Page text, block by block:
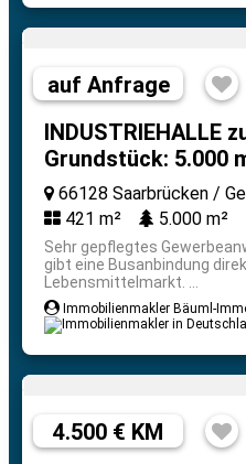
auf Anfrage
INDUSTRIEHALLE
Grundstück: 5.000
66128 Saarbrücken /
421 m²
5.000 m²
Sehr gepflegtes
gibt eine Busanbindung
Lebensmittelmarkt. ...
Immobilienmakler Bäuml-
4.500 € KM